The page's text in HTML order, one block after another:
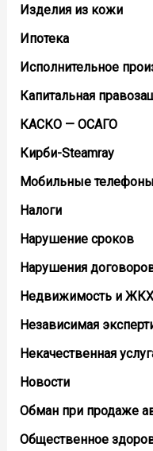
Изделия из кожи
Ипотека
Исполнительное
Капитальная
КАСКО — ОСАГО
Кирби-Steamray
Мобильные телефоны
Налоги
Нарушение сроков
Нарушения
Недвижимость и ЖКХ
Независимая
Некачественная
Новости
Обман при продаже
Общественное